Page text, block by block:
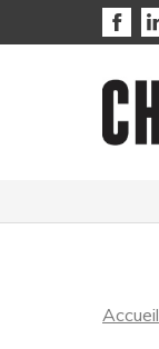
Accueil